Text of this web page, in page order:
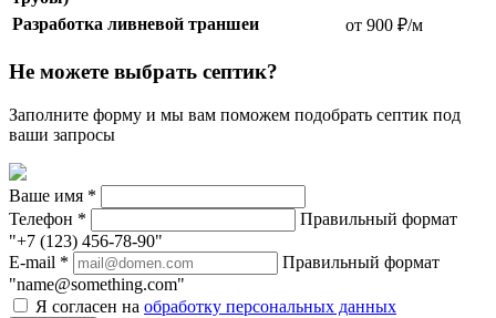
Разработка ливневой траншеи от 900 ₽/м
Не можете выбрать септик?
Заполните форму и мы вам поможем подобрать септик под
ваши запросы
Ваше имя *
Телефон *
Правильный формат
"+7 (123) 456-78-90"
E-mail *
Правильный формат
"name@something.com"
Я согласен на обработку персональных данных